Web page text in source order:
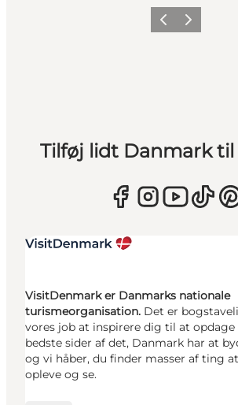
ForrigeNæste
Tilføj lidt Danmark
VisitDenmark er Danmarks nationale
turismeorganisation. Det er
vores job at inspirere dig til at opdage
bedste sider af det, Danmark har at
og vi håber, du finder masser af ting at
opleve og se.